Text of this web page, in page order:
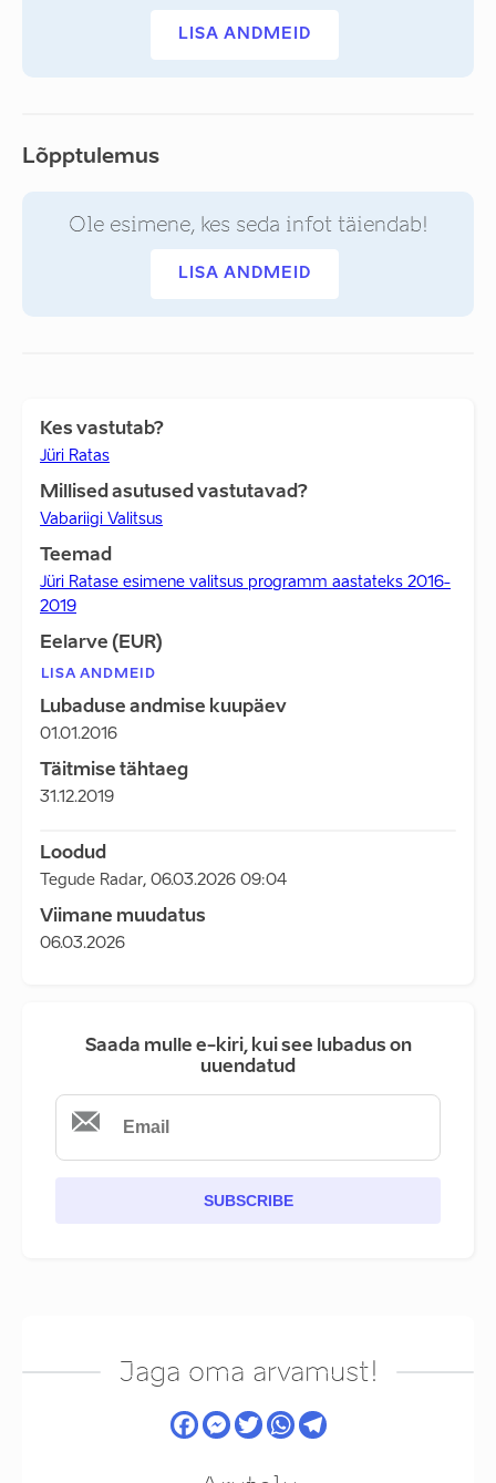
LISA ANDMEID
Lõpptulemus
Ole esimene, kes seda infot täiendab!
LISA ANDMEID
Kes vastutab?
Jüri Ratas
Millised asutused vastutavad?
Vabariigi Valitsus
Teemad
Jüri Ratase esimene valitsus programm aastateks 2016-
2019
Eelarve (EUR)
LISA ANDMEID
Lubaduse andmise kuupäev
01.01.2016
Täitmise tähtaeg
31.12.2019
Loodud
Tegude Radar, 06.03.2026 09:04
Viimane muudatus
06.03.2026
Saada mulle e-kiri, kui see lubadus on
uuendatud
SUBSCRIBE
Jaga oma arvamust!